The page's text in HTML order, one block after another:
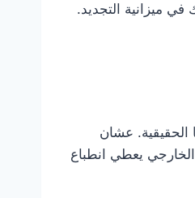
ميزانية التجديد.
الحقيقية. عشان
يعطي انطباع